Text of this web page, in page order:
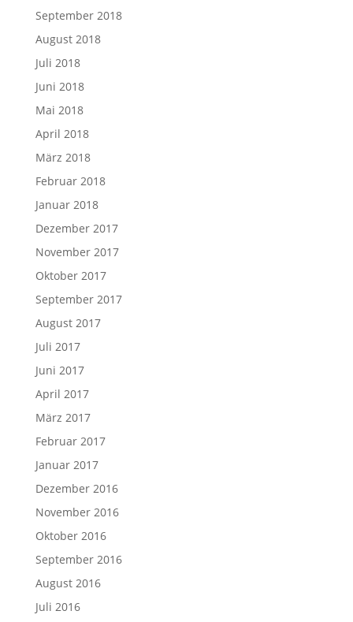
September 2018
August 2018
Juli 2018
Juni 2018
Mai 2018
April 2018
März 2018
Februar 2018
Januar 2018
Dezember 2017
November 2017
Oktober 2017
September 2017
August 2017
Juli 2017
Juni 2017
April 2017
März 2017
Februar 2017
Januar 2017
Dezember 2016
November 2016
Oktober 2016
September 2016
August 2016
Juli 2016